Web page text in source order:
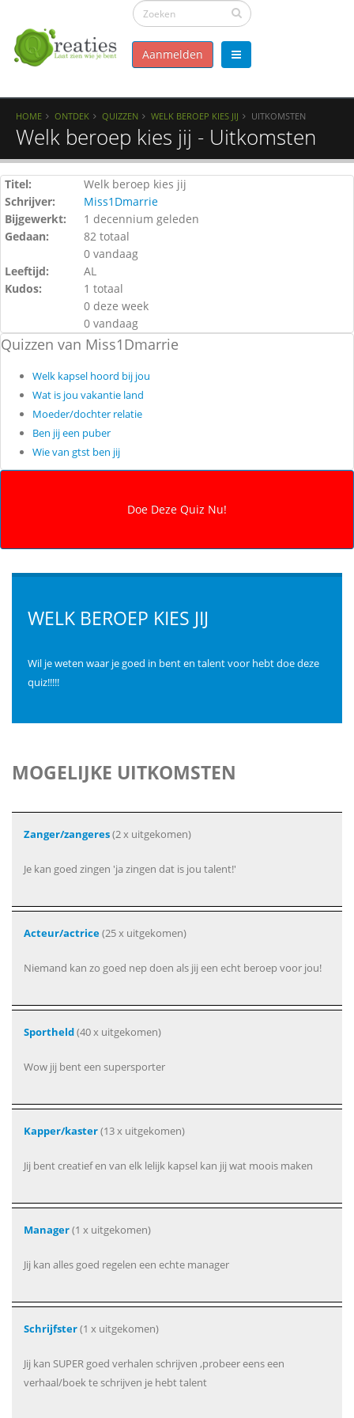
Aanmelden
HOME ONTDEK QUIZZEN WELK BEROEP KIES JIJ UITKOMSTEN
Welk beroep kies jij - Uitkomsten
Titel:
Welk beroep kies jij
Schrijver:
Miss1Dmarrie
Bijgewerkt:
1 decennium geleden
Gedaan:
82 totaal
0 vandaag
Leeftijd:
AL
Kudos:
1 totaal
0 deze week
0 vandaag
Quizzen van Miss1Dmarrie
Welk kapsel hoord bij jou
Wat is jou vakantie land
Moeder/dochter relatie
Ben jij een puber
Wie van gtst ben jij
WELK BEROEP KIES JIJ
Wil je weten waar je goed in bent en talent voor hebt doe deze
quiz!!!!!
MOGELIJKE UITKOMSTEN
Zanger/zangeres(2 x uitgekomen)
Je kan goed zingen 'ja zingen dat is jou talent!'
Acteur/actrice(25 x uitgekomen)
Niemand kan zo goed nep doen als jij een echt beroep voor jou!
Sportheld(40 x uitgekomen)
Wow jij bent een supersporter
Kapper/kaster(13 x uitgekomen)
Jij bent creatief en van elk lelijk kapsel kan jij wat moois maken
Manager(1 x uitgekomen)
Jij kan alles goed regelen een echte manager
Schrijfster(1 x uitgekomen)
Jij kan SUPER goed verhalen schrijven ,probeer eens een
verhaal/boek te schrijven je hebt talent